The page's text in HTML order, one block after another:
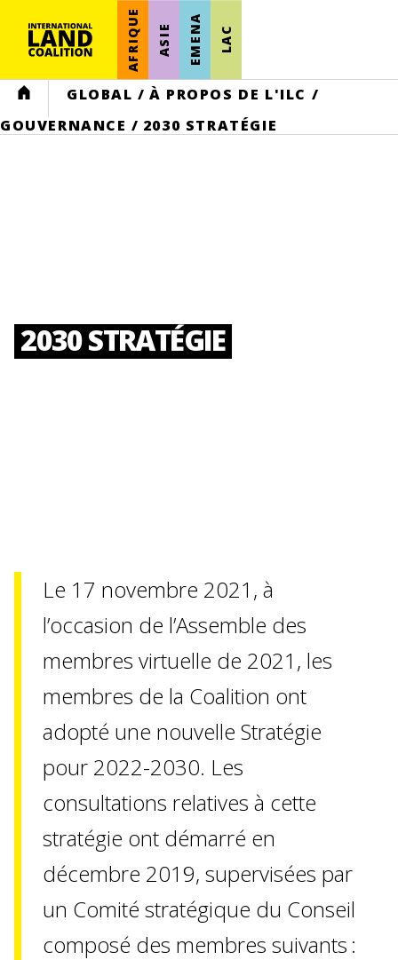
AFRIQUE ASIE EMENA LAC
HOME GLOBAL / À PROPOS DE L'ILC /
GOUVERNANCE / 2030 STRATÉGIE
2030 STRATÉGIE
Le 17 novembre 2021, à
l’occasion de l’Assemble des
membres virtuelle de 2021, les
membres de la Coalition ont
adopté une nouvelle Stratégie
pour 2022-2030. Les
consultations relatives à cette
stratégie ont démarré en
décembre 2019, supervisées par
un Comité stratégique du Conseil
composé des membres suivants :